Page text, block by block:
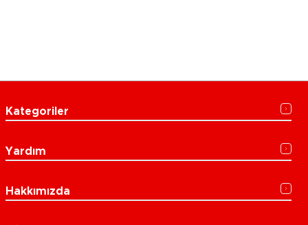
Kategoriler
Yardım
Hakkımızda